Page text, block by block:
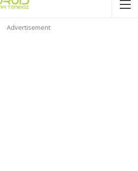
Advertisement